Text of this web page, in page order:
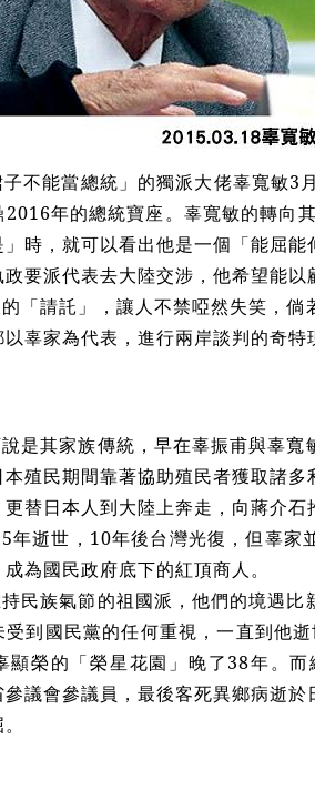
不能當總統」的獨派大佬辜寬敏3
年的總統寶座。辜寬敏的轉向
時，就可以看出他是一個「能屈
要派代表去大陸交涉，他希望能以
「請託」，讓人不禁啞然失笑，
辜家為代表，進行兩岸談判的奇特
是其家族傳統，早在辜振甫與辜
殖民期間靠著協助殖民者獲取諸
替日本人到大陸上奔走，向蔣介
年逝世，10年後台灣光復，但辜
為國民政府底下的紅頂商人。
民族氣節的祖國派，他們的境遇
受到國民黨的任何重視，一直到他
顯榮的「榮星花園」晚了38年。
議會參議員，最後客死異鄉病逝